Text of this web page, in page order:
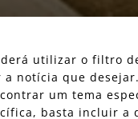
utilizar o filtro
notícia que
um tema
basta incluir a